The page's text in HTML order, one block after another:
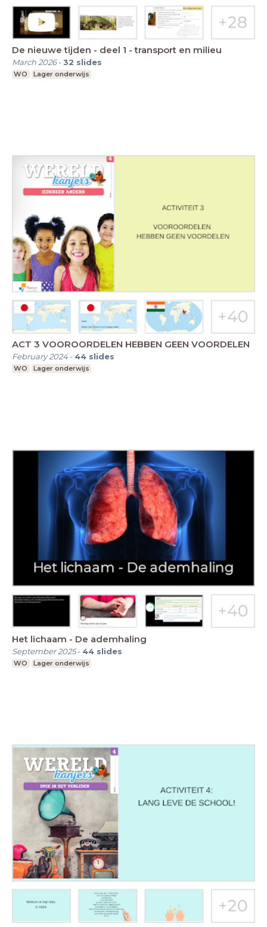
De nieuwe tijden - deel 1 - transport en milieu
March 2026-32 slides
WO Lager onderwijs
ACT 3 VOOROORDELEN HEBBEN GEEN VOORDELEN
February 2024- 44 slides
WO Lager onderwijs
Het lichaam - De ademhaling
September 2025- 44 slides
WO Lager onderwijs